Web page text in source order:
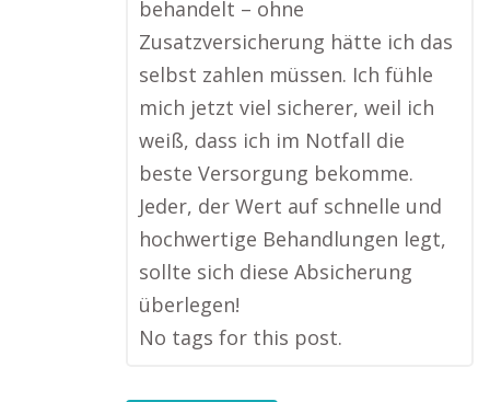
behandelt – ohne
Zusatzversicherung hätte ich das
selbst zahlen müssen. Ich fühle
mich jetzt viel sicherer, weil ich
weiß, dass ich im Notfall die
beste Versorgung bekomme.
Jeder, der Wert auf schnelle und
hochwertige Behandlungen legt,
sollte sich diese Absicherung
überlegen!
No tags for this post.